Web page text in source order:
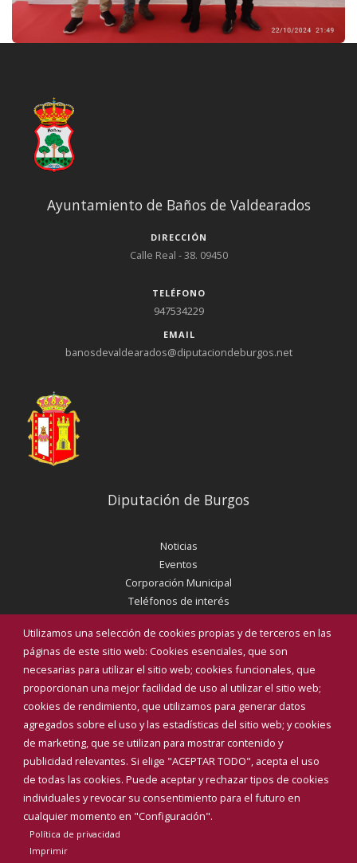
Utilizamos una selección de cookies propias y de terceros en las
páginas de este sitio web: Cookies esenciales, que son
necesarias para utilizar el sitio web; cookies funcionales, que
proporcionan una mejor facilidad de uso al utilizar el sitio web;
cookies de rendimiento, que utilizamos para generar datos
agregados sobre el uso y las estadísticas del sitio web; y cookies
de marketing, que se utilizan para mostrar contenido y
publicidad relevantes. Si elige "ACEPTAR TODO", acepta el uso
de todas las cookies. Puede aceptar y rechazar tipos de cookies
individuales y revocar su consentimiento para el futuro en
cualquier momento en "Configuración".
Política de privacidad
Imprimir
Ayuntamiento de Baños de Valdearados
DIRECCIÓN
Calle Real - 38. 09450
TELÉFONO
947534229
EMAIL
banosdevaldearados@diputaciondeburgos.net
Diputación de Burgos
Noticias
Eventos
Corporación Municipal
Teléfonos de interés
INICIAR SESIÓN
MAPA WEB